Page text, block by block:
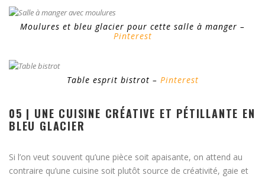
Moulures et bleu glacier pour cette salle à manger –
Pinterest
Table esprit bistrot – Pinterest
05 | UNE CUISINE CRÉATIVE ET PÉTILLANTE EN
BLEU GLACIER
Si l’on veut souvent qu’une pièce soit apaisante, on attend au
contraire qu’une cuisine soit plutôt source de créativité, gaie et